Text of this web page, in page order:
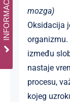
mozga)
Oksidacija
između
nastaje
procesu,
kojeg